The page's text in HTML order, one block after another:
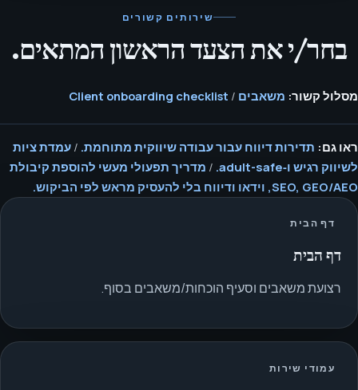
שירותים קשורים
בחר/י את הצעד הראשון המתאים.
מסלול קשור: משאבים /
Client onboarding checklist
ראו גם: תדירות דיווח עבור עבודה שיווקית מתוחמת. / עמדת ציות
לשיווק רגיש ו‑adult-safe.
/ מדריך תפעולי מעשי להוספת קיבולת
SEO, GEO/AEO, וידאו ודיווח בלי להעסיק מראש לפי הביקוש.
דף הבית
דף הבית
רצועת משאבים וסעיף הוכחות/משאבים בסוף.
עמודי שירות